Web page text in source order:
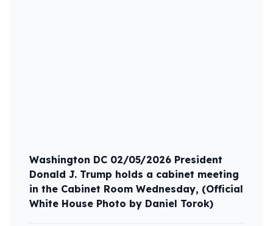
Washington DC 02/05/2026 President
Donald J. Trump holds a cabinet meeting
in the Cabinet Room Wednesday, (Official
White House Photo by Daniel Torok)